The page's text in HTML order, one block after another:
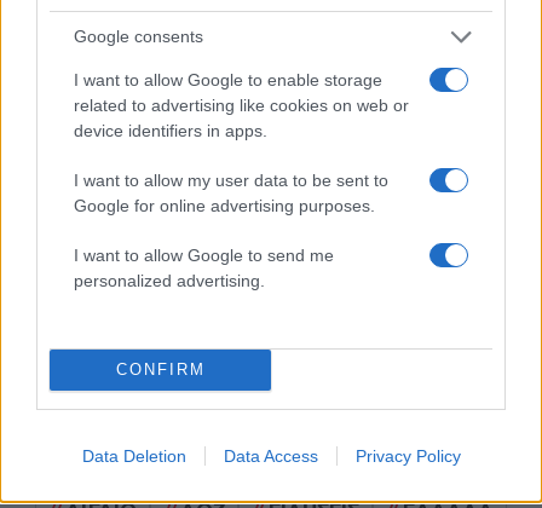
Google consents
I want to allow Google to enable storage
related to advertising like cookies on web or
device identifiers in apps.
I want to allow my user data to be sent to
Google for online advertising purposes.
I want to allow Google to send me
personalized advertising.
CONFIRM
Data Deletion Data Access Privacy Policy
Σχολίασε εδώ
50 /50
Υποβολή σχολίου